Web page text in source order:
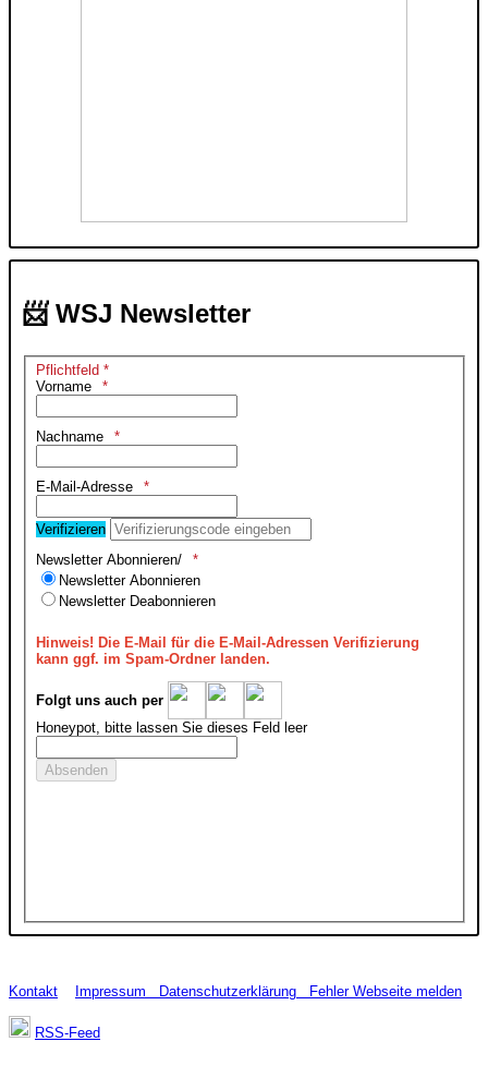
📨 WSJ Newsletter
Pflichtfeld *
Vorname
Nachname
E-Mail-Adresse
Verifizieren
Newsletter Abonnieren/
Newsletter Abonnieren
Newsletter Deabonnieren
Hinweis! Die E-Mail für die E-Mail-Adressen Verifizierung
kann ggf. im Spam-Ordner landen.
Folgt uns auch per
Honeypot, bitte lassen Sie dieses Feld leer
Kontakt Impressum Datenschutzerklärung Fehler Webseite melden
RSS-Feed